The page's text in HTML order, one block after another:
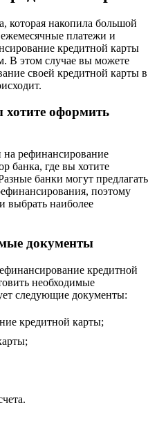
которая накопила большой
платежи и
кредитной карты
В этом случае вы можете
своей кредитной карты в
хотите оформить
рефинансирование
банка, где вы хотите
банки могут предлагать
поэтому
выбрать наиболее
документы
кредитной
необходимые
следующие документы:
кредитной карты;